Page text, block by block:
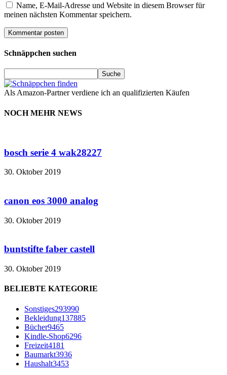
Name, E-Mail-Adresse und Website in diesem Browser für
meinen nächsten Kommentar speichern.
Schnäppchen suchen
Als Amazon-Partner verdiene ich an qualifizierten Käufen
NOCH MEHR NEWS
bosch serie 4 wak28227
30. Oktober 2019
canon eos 3000 analog
30. Oktober 2019
buntstifte faber castell
30. Oktober 2019
BELIEBTE KATEGORIE
Sonstiges293990
Bekleidung137885
Bücher9465
Kindle-Shop6296
Freizeit4181
Baumarkt3936
Haushalt3453